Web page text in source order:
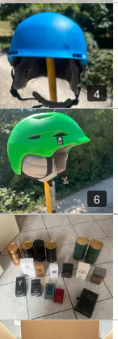
4
6